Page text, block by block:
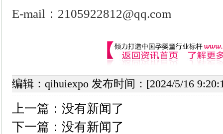
E-mail：2105922812@qq.com
编辑：qihuiexpo 发布时间：[2024/5/16
上一篇： 没有新闻了
下一篇： 没有新闻了